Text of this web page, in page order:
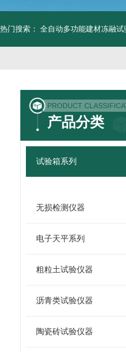
热门搜索： 全自动多功能建材冻融试
PRODUCT
产品分类
试验箱系列
无损检测仪器
电子天平系列
粗粒土试验仪器
沥青类试验仪器
陶瓷砖试验仪器